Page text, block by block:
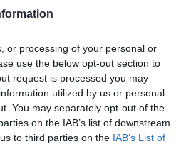
or processing of your personal or
use the below opt-out section to
request is processed you may
utilized by us or personal
You may separately opt-out of the
on the IAB’s list of downstream
to third parties on the IAB’s List of